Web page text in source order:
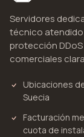
Servidores
técnico
protección
comerciales
Ubicaciones
Suecia
Facturación
cuota de